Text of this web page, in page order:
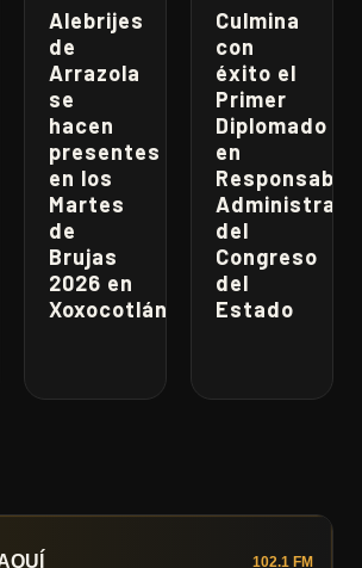
Alebrijes
de
Arrazola
se
hacen
presentes
en los
Martes
de
Brujas
2026 en
Xoxocotlán
Culmina
con
éxito el
Primer
Diplomado
en
del
Congreso
del
Estado